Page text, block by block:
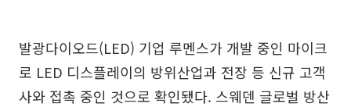
발광다이오드(LED) 기업 루멘스가 개발 중인 마이크
로 LED 디스플레이의 방위산업과 전장 등 신규 고객
사와 접촉 중인 것으로 확인됐다. 스웨덴 글로벌 방산